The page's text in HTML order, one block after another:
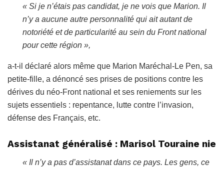
« Si je n’étais pas candidat, je ne vois que Marion. Il
n’y a aucune autre personnalité qui ait autant de
notoriété et de particularité au sein du Front national
pour cette région »,
a-t-il déclaré alors même que Marion Maréchal-Le Pen, sa
petite-fille, a dénoncé ses prises de positions contre les
dérives du néo-Front national et ses reniements sur les
sujets essentiels : repentance, lutte contre l’invasion,
défense des Français, etc.
Assistanat généralisé : Marisol Touraine nie
« Il n’y a pas d’assistanat dans ce pays. Les gens, ce